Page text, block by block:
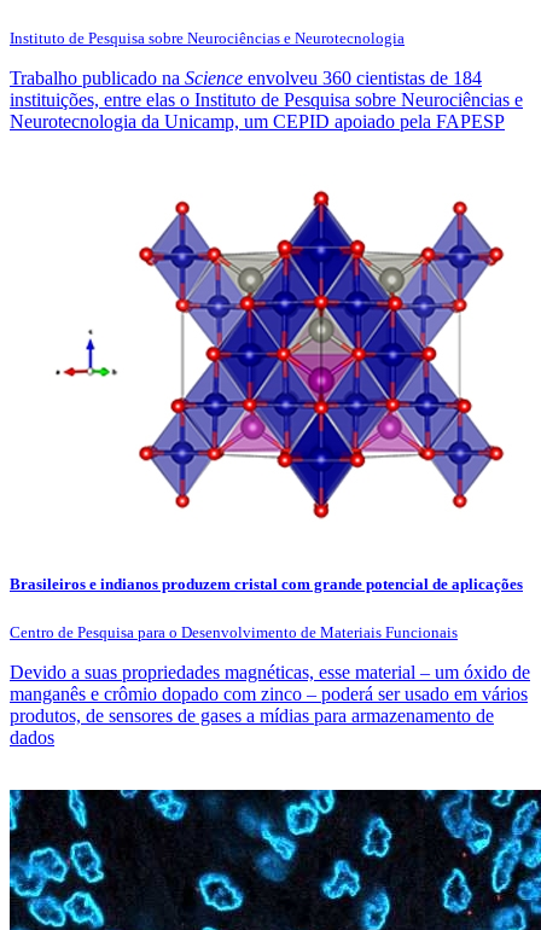
Instituto de Pesquisa sobre Neurociências e Neurotecnologia
Trabalho publicado na Science envolveu 360 cientistas de 184
instituições, entre elas o Instituto de Pesquisa sobre Neurociências e
Neurotecnologia da Unicamp, um CEPID apoiado pela FAPESP
Brasileiros e indianos produzem cristal com grande potencial de aplicações
Centro de Pesquisa para o Desenvolvimento de Materiais Funcionais
Devido a suas propriedades magnéticas, esse material – um óxido de
manganês e crômio dopado com zinco – poderá ser usado em vários
produtos, de sensores de gases a mídias para armazenamento de
dados